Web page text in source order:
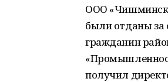
ООО
были отданы за
гражданин
получил